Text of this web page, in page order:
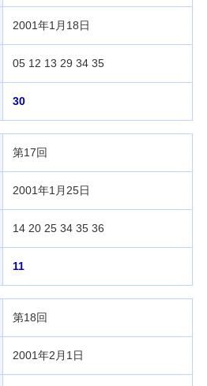
2001年1月18日
05 12 13 29 34 35
30
第17回
2001年1月25日
14 20 25 34 35 36
11
第18回
2001年2月1日